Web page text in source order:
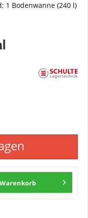
1 Bodenwanne (240 l)
Warenkorb